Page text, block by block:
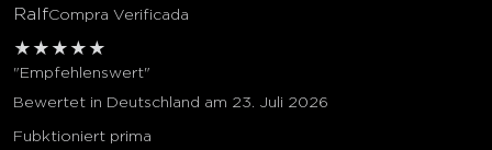
RalfCompra Verificada
★ ★ ★ ★ ★
"Empfehlenswert"
Bewertet in Deutschland am 23. Juli 2026
Fubktioniert prima